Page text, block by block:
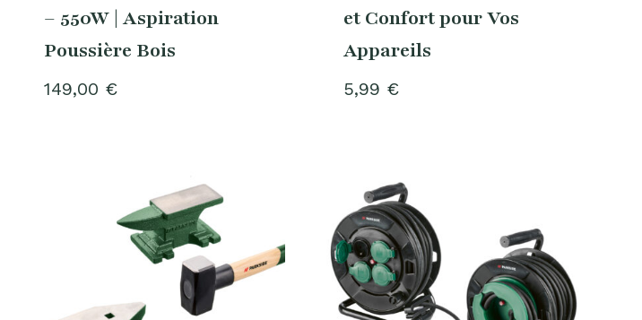
– 550W | Aspiration
Poussière Bois
149,00 €
et Confort pour Vos
Appareils
5,99 €